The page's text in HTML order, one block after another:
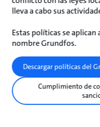
lleva a cabo sus
Estas políticas se aplican
nombre Grundfos.
Descargar políticas del
Cumplimiento de